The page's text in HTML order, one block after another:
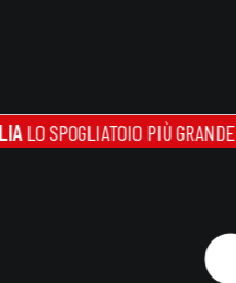
PIÙ GRANDE D'ITALIA